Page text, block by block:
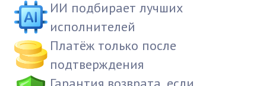
ИИ подбирает лучших
исполнителей
Платёж только после
подтверждения